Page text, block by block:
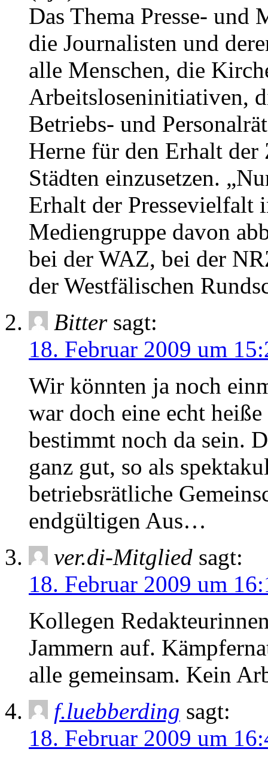
Das Thema Presse-
die Journalisten und
alle Menschen, die
Arbeitsloseninitiativen,
Betriebs- und
Herne für den Erhalt
Städten einzusetzen.
Erhalt der
Mediengruppe davon
bei der WAZ, bei der
der Westfälischen
Bitter sagt:
18. Februar 2009 um
Wir könnten ja noch
war doch eine echt
bestimmt noch da sein.
ganz gut, so als
betriebsrätliche
endgültigen Aus…
ver.di-Mitglied sagt:
18. Februar 2009 um
Kollegen
Jammern auf.
alle gemeinsam. Kein
f.luebberding sagt:
18. Februar 2009 um